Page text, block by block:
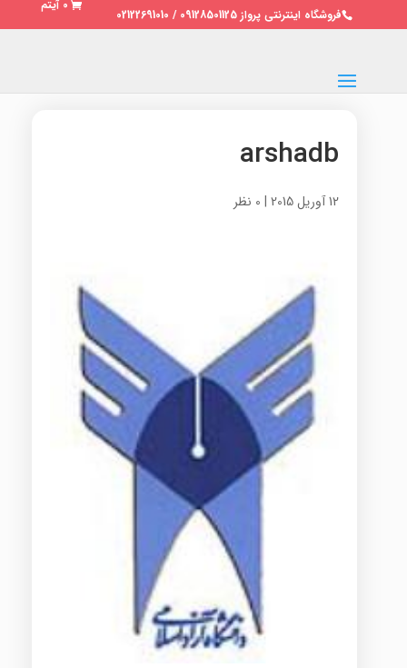
فروشگاه اینترنتی پرواز 09128501125 / 02122691010
0 آیتم
arshadb
12 آوریل 2015 | 0 نظر